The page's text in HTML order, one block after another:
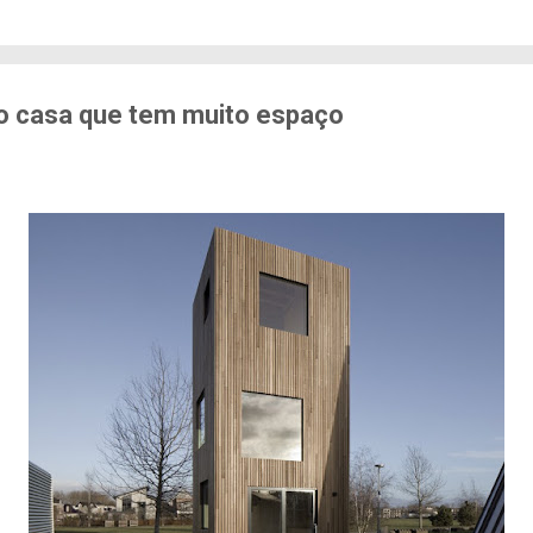
casa que tem muito espaço